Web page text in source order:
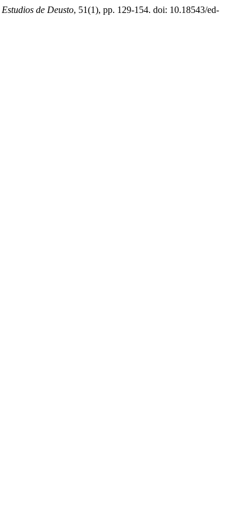
Estudios de Deusto, 51(1), pp. 129-154. doi: 10.18543/ed-